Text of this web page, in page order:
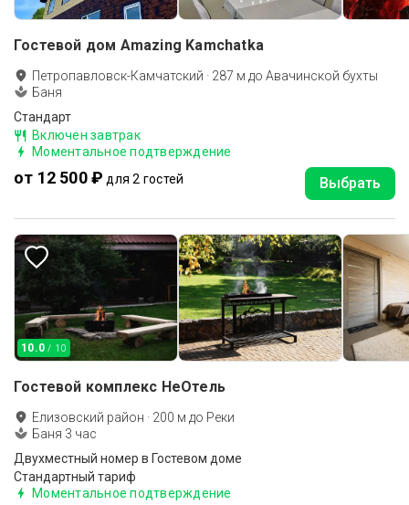
Гостевой дом Amazing Kamchatka
Петропавловск-Камчатский · 287 м до Авачинской бухты
Баня
Стандарт
Включен завтрак
Моментальное подтверждение
от 12 500 ₽ для 2 гостей Выбрать
10.0 / 10
Гостевой комплекс НеОтель
Елизовский район · 200 м до Реки
Баня 3 час
Двухместный номер в Гостевом доме
Стандартный тариф
Моментальное подтверждение